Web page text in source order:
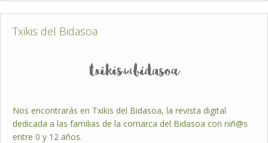
Txikis del Bidasoa
Nos encontrarás en Txikis del Bidasoa, la revista digital
dedicada a las familias de la comarca del Bidasoa con niñ@s
entre 0 y 12 años.